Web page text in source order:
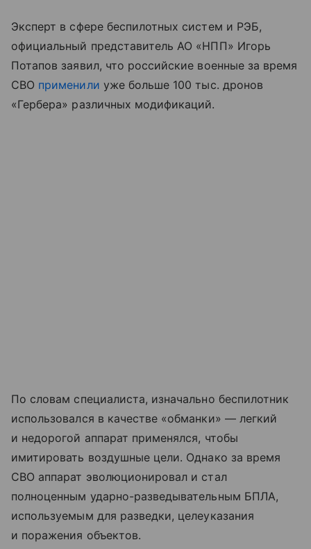
Эксперт в сфере беспилотных систем и РЭБ,
официальный представитель АО «НПП» Игорь
Потапов заявил, что российские военные за время
СВО применили уже больше 100 тыс. дронов
«Гербера» различных модификаций.
По словам специалиста, изначально беспилотник
использовался в качестве «обманки» — легкий
и недорогой аппарат применялся, чтобы
имитировать воздушные цели. Однако за время
СВО аппарат эволюционировал и стал
полноценным ударно-разведывательным БПЛА,
используемым для разведки, целеуказания
и поражения объектов.